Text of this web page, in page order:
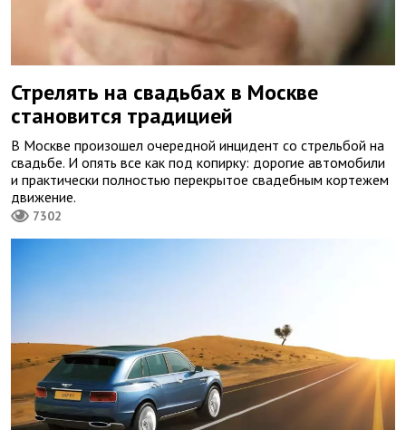
Стрелять на свадьбах в Москве
становится традицией
В Москве произошел очередной инцидент со стрельбой на
свадьбе. И опять все как под копирку: дорогие автомобили
и практически полностью перекрытое свадебным кортежем
движение.
7302